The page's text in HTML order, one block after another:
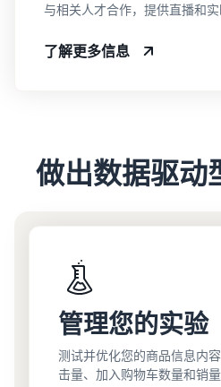
与相关人才合作，提供直播和实
了解更多信息
做出数据驱动
管理您的实验
测试并优化您的商品信息内
击量、加入购物车数量和销量